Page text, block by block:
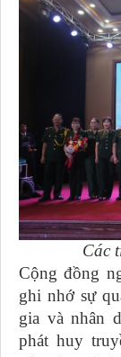
Các
Cộng đồng
ghi nhớ sự
gia và nhân
phát huy